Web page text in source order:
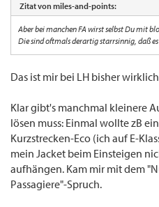
Zitat von miles-and-points:
Aber bei manchen FA wirst selbst Du mit
Die sind oftmals derartig starrsinnig, daß
Das ist mir bei LH bisher
Klar gibt's manchmal kleinere
lösen muss: Einmal wollte zB
Kurzstrecken-Eco (ich auf E-
mein Jacket beim Einsteigen
aufhängen. Kam mir mit dem
Passagiere"-Spruch.